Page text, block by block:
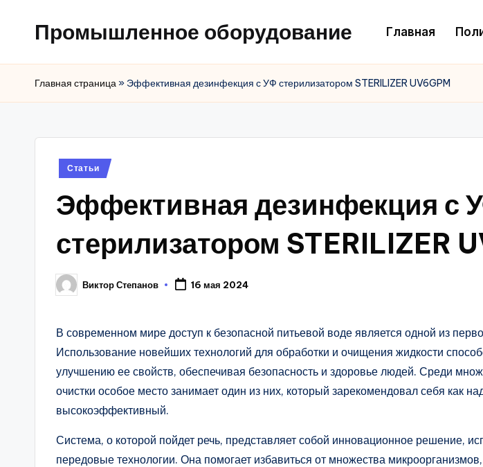
Промышленное оборудование Главная
Главная страница» Эффективная дезинфекция с УФ стерилизатором STERILIZER UV6GPM
Posted
Статьи
Эффективная дезинфекция с
стерилизатором STERILIZER
Posted
by
Виктор Степанов 16 мая 2024
В современном мире доступ к безопасной питьевой воде является одной из
Использование новейших технологий для обработки и очищения жидкости
улучшению ее свойств, обеспечивая безопасность и здоровье людей. Среди
очистки особое место занимает один из них, который зарекомендовал себя как
высокоэффективный.
Система, о которой пойдет речь, представляет собой инновационное решение,
передовые технологии. Она помогает избавиться от множества